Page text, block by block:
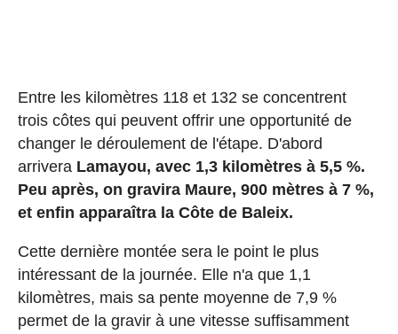
Entre les kilomètres 118 et 132 se concentrent
trois côtes qui peuvent offrir une opportunité de
changer le déroulement de l'étape. D'abord
arrivera Lamayou, avec 1,3 kilomètres à 5,5 %.
Peu après, on gravira Maure, 900 mètres à 7 %,
et enfin apparaîtra la Côte de Baleix.
Cette dernière montée sera le point le plus
intéressant de la journée. Elle n'a que 1,1
kilomètres, mais sa pente moyenne de 7,9 %
permet de la gravir à une vitesse suffisamment